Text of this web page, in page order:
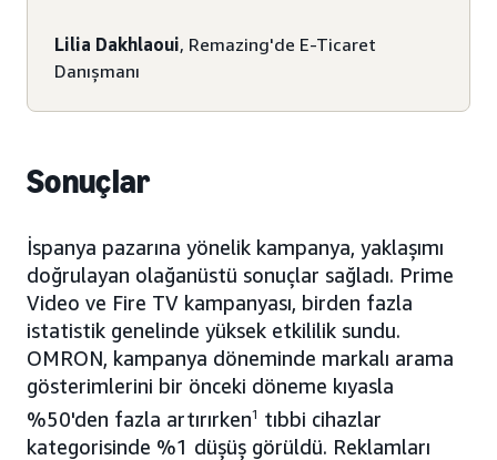
Lilia Dakhlaoui, Remazing'de E-Ticaret
Danışmanı
Sonuçlar
İspanya pazarına yönelik kampanya, yaklaşımı
doğrulayan olağanüstü sonuçlar sağladı. Prime
Video ve Fire TV kampanyası, birden fazla
istatistik genelinde yüksek etkililik sundu.
OMRON, kampanya döneminde markalı arama
gösterimlerini bir önceki döneme kıyasla
%50'den fazla artırırken1
tıbbi cihazlar
kategorisinde %1 düşüş görüldü. Reklamları